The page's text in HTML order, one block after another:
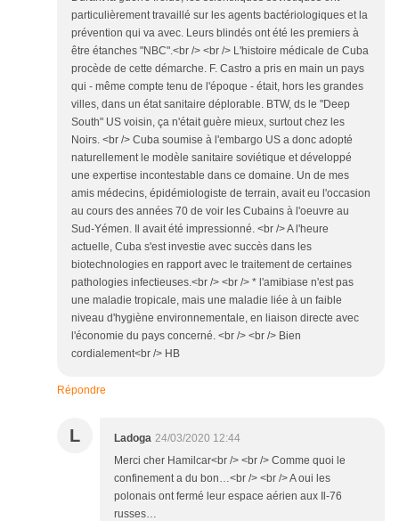
particulièrement travaillé sur les agents bactériologiques et la
prévention qui va avec. Leurs blindés ont été les premiers à
être étanches "NBC".<br /> <br /> L'histoire médicale de Cuba
procède de cette démarche. F. Castro a pris en main un pays
qui - même compte tenu de l'époque - était, hors les grandes
villes, dans un état sanitaire déplorable. BTW, ds le "Deep
South" US voisin, ça n'était guère mieux, surtout chez les
Noirs. <br /> Cuba soumise à l'embargo US a donc adopté
naturellement le modèle sanitaire soviétique et développé
une expertise incontestable dans ce domaine. Un de mes
amis médecins, épidémiologiste de terrain, avait eu l'occasion
au cours des années 70 de voir les Cubains à l'oeuvre au
Sud-Yémen. Il avait été impressionné. <br /> A l'heure
actuelle, Cuba s'est investie avec succès dans les
biotechnologies en rapport avec le traitement de certaines
pathologies infectieuses.<br /> <br /> * l'amibiase n'est pas
une maladie tropicale, mais une maladie liée à un faible
niveau d'hygiène environnementale, en liaison directe avec
l'économie du pays concerné. <br /> <br /> Bien
cordialement<br /> HB
Répondre
L Ladoga 24/03/2020 12:44
Merci cher Hamilcar<br /> <br /> Comme quoi le
confinement a du bon…<br /> <br /> A oui les
polonais ont fermé leur espace aérien aux Il-76
russes…